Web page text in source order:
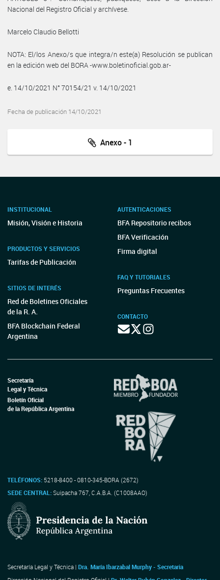
Nacional del Registro Oficial y archívese.
Marcelo Claudio Bellotti
NOTA: El/los Anexo/s que integra/n este(a) Resolución se publican
en la edición web del BORA -www.boletinoficial.gob.ar-
e. 14/10/2021 N° 70154/21 v. 14/10/2021
Fecha de publicación 14/10/2021
Anexo - 1
INSTITUCIONAL
Misión, Visión e Historia
PRODUCTOS Y SERVICIOS
Tarifas de Publicación
SITIOS DE INTERÉS
Red de Boletines Oficiales
de la R. A.
BFA Blockchain Federal
Argentina
AUTENTICACIONES
BFA Repositorio recibos
BFA Verificación
Firma digital
FAQ Y TUTORIALES
Preguntas Frecuentes
CONTACTO
Secretaría
Legal y Técnica
Boletín Oficial
de la República Argentina
TELÉFONOS: 5218-8400 - 0810-345-BORA (2672)
SEDE CENTRAL:Suipacha 767, C.A.B.A. (C1008AAO)
Secretaría Legal y Técnica | Dra. María Ibarzabal Murphy - Secretaria